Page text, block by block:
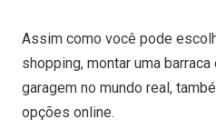
Assim como você pode
shopping, montar uma
garagem no mundo real,
opções online.